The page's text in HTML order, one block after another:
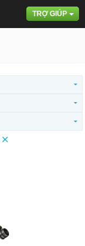
TRỢ GIÚP